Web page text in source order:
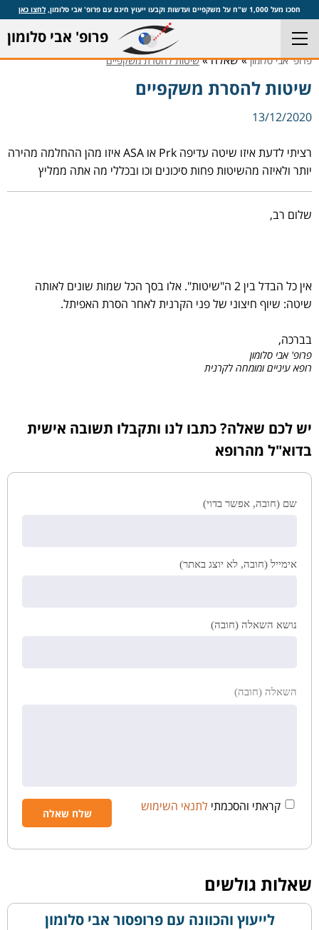
חסכו מעל 1,000 ש"ח על משקפיים ועדשות וקבעו ייעוץ חינם עם פרופ' אבי סלומון, לחצו כאן
פרופ' אבי סלומון
פרופ' אבי סלומון» שאלה »שיטות להסרת משקפיים
שיטות להסרת משקפיים
13/12/2020
רציתי לדעת איזו שיטה עדיפה Prk או ASA איזו מהן ההחלמה מהירה
יותר ולאיזה מהשיטות פחות סיכונים וכו ובכללי מה אתה ממליץ
שלום רב,
אין כל הבדל בין 2 ה"שיטות". אלו בסך הכל שמות שונים לאותה
שיטה: שיוף חיצוני של פני הקרנית לאחר הסרת האפיתל.
בברכה,
פרופ' אבי סלומון
רופא עיניים ומומחה לקרנית
יש לכם שאלה? כתבו לנו ותקבלו תשובה אישית
בדוא"ל מהרופא
שם (חובה, אפשר בדוי)
אימייל (חובה, לא יוצג באתר)
נושא השאלה (חובה)
השאלה (חובה)
קראתי והסכמתי לתנאי השימוש
שאלות גולשים
לייעוץ והכוונה עם פרופסור אבי סלומון